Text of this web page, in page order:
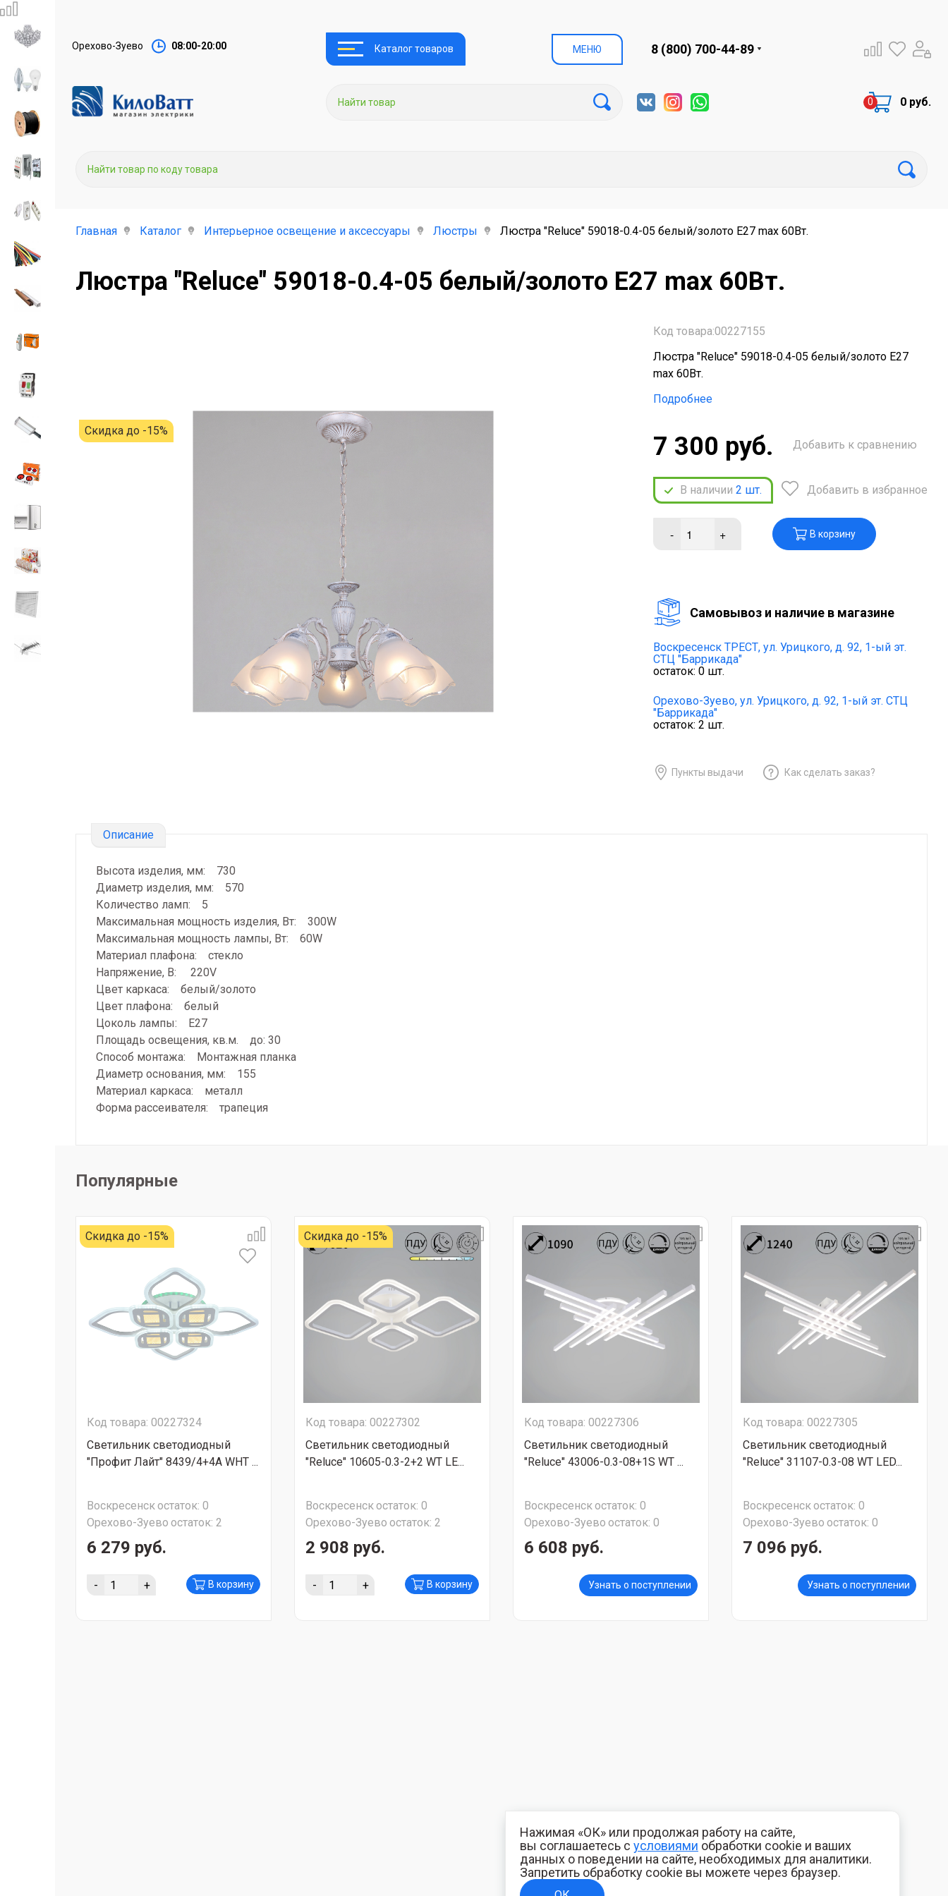
Орехово-Зуево 08:00-20:00 Каталог товаров МЕНЮ 8 (800) 700-44-89
0 руб.
Главная Каталог Интерьерное освещение и аксессуары Люстры Люстра "Reluce" 59018-0.4-05 белый/золото Е27 max 60Вт.
Люстра "Reluce" 59018-0.4-05 белый/золото Е27 max 60Вт.
Скидка до -15%
Код товара:00227155
Люстра "Reluce" 59018-0.4-05 белый/золото Е27
max 60Вт.
Подробнее
7 300 руб.
В наличии 2 шт.
Добавить к сравнению
Добавить в избранное
- + В корзину
Cамовывоз и наличие в магазине
Воскресенск ТРЕСТ, ул. Урицкого, д. 92, 1-ый эт.
СТЦ "Баррикада"
остаток: 0 шт.
Орехово-Зуево, ул. Урицкого, д. 92, 1-ый эт. СТЦ
"Баррикада"
остаток: 2 шт.
Пункты выдачи Как сделать заказ?
Описание
Высота изделия, мм: 730
Диаметр изделия, мм: 570
Количество ламп: 5
Максимальная мощность изделия, Вт: 300W
Максимальная мощность лампы, Вт: 60W
Материал плафона: стекло
Напряжение, В: 220V
Цвет каркаса: белый/золото
Цвет плафона: белый
Цоколь лампы: E27
Площадь освещения, кв.м. до: 30
Способ монтажа: Монтажная планка
Диаметр основания, мм: 155
Материал каркаса: металл
Форма рассеивателя: трапеция
Популярные
Скидка до -15%
Код товара: 00227324
Светильник светодиодный
"Профит Лайт" 8439/4+4A WHT ...
Воскресенскостаток: 0
Орехово-Зуево остаток: 2
6 279 руб.
- + В корзину
Скидка до -15%
Код товара: 00227302
Светильник светодиодный
"Reluce" 10605-0.3-2+2 WT LE...
Воскресенскостаток: 0
Орехово-Зуево остаток: 2
2 908 руб.
- + В корзину
Код товара: 00227306
Светильник светодиодный
"Reluce" 43006-0.3-08+1S WT ...
Воскресенскостаток: 0
Орехово-Зуево остаток: 0
6 608 руб.
Узнать о поступлении
Код товара: 00227305
Светильник светодиодный
"Reluce" 31107-0.3-08 WT LED...
Воскресенскостаток: 0
Орехово-Зуево остаток: 0
7 096 руб.
Узнать о поступлении
Нажимая «ОК» или продолжая работу на сайте,
вы соглашаетесь с условиями обработки cookie и ваших
данных о поведении на сайте, необходимых для аналитики.
Запретить обработку cookie вы можете через браузер.